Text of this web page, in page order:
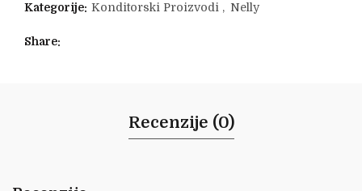
Kategorije: Konditorski Proizvodi , Nelly
Share
Recenzije (0)